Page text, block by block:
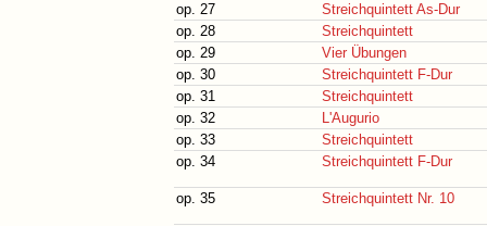
op. 27
Streichquintett As-Dur
op. 28
Streichquintett
op. 29
Vier Übungen
op. 30
Streichquintett F-Dur
op. 31
Streichquintett
op. 32
L'Augurio
op. 33
Streichquintett
op. 34
Streichquintett F-Dur
op. 35 Streichquintett Nr. 10